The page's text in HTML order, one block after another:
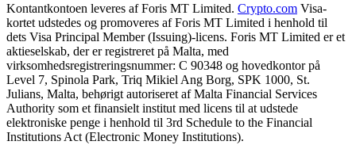
Kontantkontoen leveres af Foris MT Limited. Crypto.com Visa-
kortet udstedes og promoveres af Foris MT Limited i henhold til
dets Visa Principal Member (Issuing)-licens. Foris MT Limited er et
aktieselskab, der er registreret på Malta, med
virksomhedsregistreringsnummer: C 90348 og hovedkontor på
Level 7, Spinola Park, Triq Mikiel Ang Borg, SPK 1000, St.
Julians, Malta, behørigt autoriseret af Malta Financial Services
Authority som et finansielt institut med licens til at udstede
elektroniske penge i henhold til 3rd Schedule to the Financial
Institutions Act (Electronic Money Institutions).